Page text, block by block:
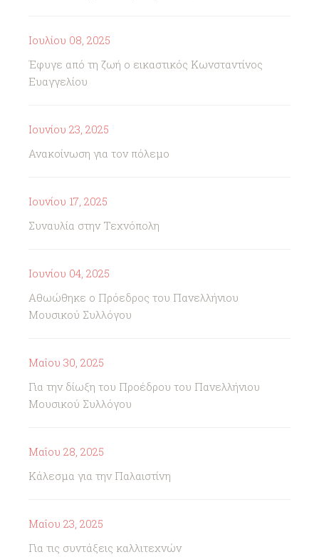
Ιουλίου 08, 2025
Έφυγε από τη ζωή ο εικαστικός Κωνσταντίνος
Ευαγγελίου
Ιουνίου 23, 2025
Ανακοίνωση για τον πόλεμο
Ιουνίου 17, 2025
Συναυλία στην Τεχνόπολη
Ιουνίου 04, 2025
Αθωώθηκε ο Πρόεδρος του Πανελλήνιου
Μουσικού Συλλόγου
Μαΐου 30, 2025
Για την δίωξη του Προέδρου του Πανελλήνιου
Μουσικού Συλλόγου
Μαΐου 28, 2025
Κάλεσμα για την Παλαιστίνη
Μαΐου 23, 2025
Για τις συντάξεις καλλιτεχνών